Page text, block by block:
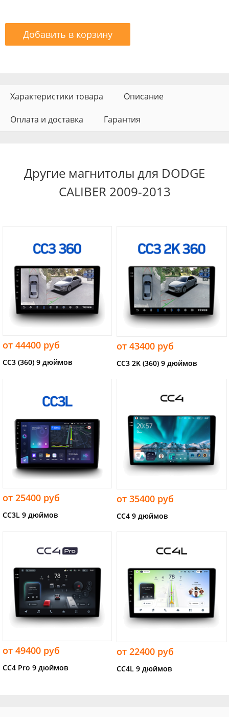
Добавить в корзину
Характеристики товара Описание
Оплата и доставка Гарантия
Другие магнитолы для DODGE
CALIBER 2009-2013
от 44400 руб
CC3 (360) 9 дюймов
от 43400 руб
CC3 2K (360) 9 дюймов
от 25400 руб
CC3L 9 дюймов
от 35400 руб
CC4 9 дюймов
от 49400 руб
CC4 Pro 9 дюймов
от 22400 руб
CC4L 9 дюймов